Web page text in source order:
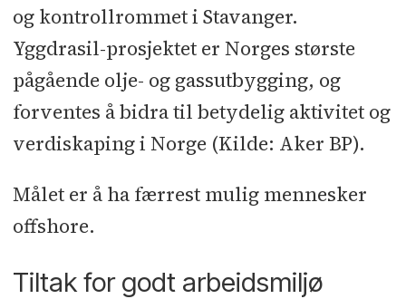
og kontrollrommet i Stavanger.
Yggdrasil-prosjektet er Norges største
pågående olje- og gassutbygging, og
forventes å bidra til betydelig aktivitet og
verdiskaping i Norge (Kilde: Aker BP).
Målet er å ha færrest mulig mennesker
offshore.
Tiltak for godt arbeids­miljø